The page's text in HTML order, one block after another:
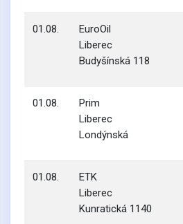
01.08.
EuroOil
Liberec
Budyšínská 118
01.08.
Prim
Liberec
Londýnská
01.08.
ETK
Liberec
Kunratická 1140